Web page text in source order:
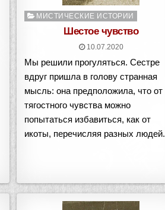
Опубликовано
МИСТИЧЕСКИЕ ИСТОРИИ
Шестое чувство
10.07.2020
Мы решили прогуляться. Сестре
вдруг пришла в голову странная
мысль: она предположила, что от
тягостного чувства можно
попытаться избавиться, как от
икоты, перечисляя разных людей.